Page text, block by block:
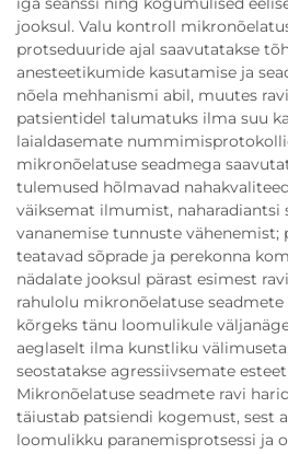
jooksul. Valu kontroll
protseduuride ajal saavutatakse
anesteetikumide kasutamise ja
nõela mehhanismi abil, muutes
patsientidel talumatuks ilma suu
laialdasemate
mikronõelatuse seadmega
tulemused hõlmavad
väiksemat ilmumist, naharadiantsi
vananemise tunnuste vähenemist;
teatavad sõprade ja perekonna
nädalate jooksul pärast esimest
rahulolu mikronõelatuse
kõrgeks tänu loomulikule
aeglaselt ilma kunstliku
seostatakse agressiivsemate
Mikronõelatuse seadmete ravi
täiustab patsiendi kogemust, sest
loomulikku paranemisprotsessi ja